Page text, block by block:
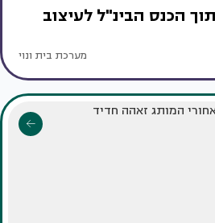
הכנס הבינ"ל לעיצוב
מערכת בית ונוי